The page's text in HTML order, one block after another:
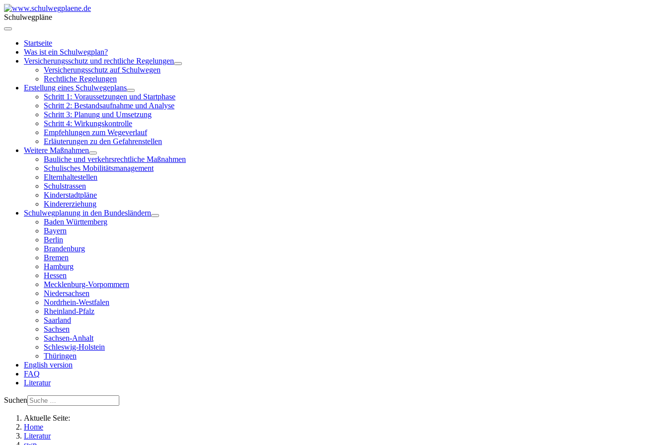
Schulwegpläne
Startseite
Was ist ein Schulwegplan?
Versicherungsschutz und rechtliche Regelungen
Versicherungsschutz auf Schulwegen
Rechtliche Regelungen
Erstellung eines Schulwegeplans
Schritt 1: Voraussetzungen und Startphase
Schritt 2: Bestandsaufnahme und Analyse
Schritt 3: Planung und Umsetzung
Schritt 4: Wirkungskontrolle
Empfehlungen zum Wegeverlauf
Erläuterungen zu den Gefahrenstellen
Weitere Maßnahmen
Bauliche und verkehrsrechtliche Maßnahmen
Schulisches Mobilitätsmanagement
Elternhaltestellen
Schulstrassen
Kinderstadtpläne
Kindererziehung
Schulwegplanung in den Bundesländern
Baden Württemberg
Bayern
Berlin
Brandenburg
Bremen
Hamburg
Hessen
Mecklenburg-Vorpommern
Niedersachsen
Nordrhein-Westfalen
Rheinland-Pfalz
Saarland
Sachsen
Sachsen-Anhalt
Schleswig-Holstein
Thüringen
English version
FAQ
Literatur
Suchen
Aktuelle Seite:
Home
Literatur